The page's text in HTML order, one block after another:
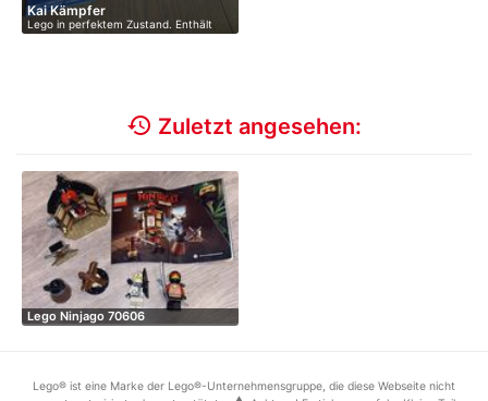
Kai Kämpfer
Lego in perfektem Zustand. Enthält
Mini…
history Zuletzt angesehen:
Lego Ninjago 70606
Lego® ist eine Marke der Lego®-Unternehmensgruppe, die diese Webseite nicht